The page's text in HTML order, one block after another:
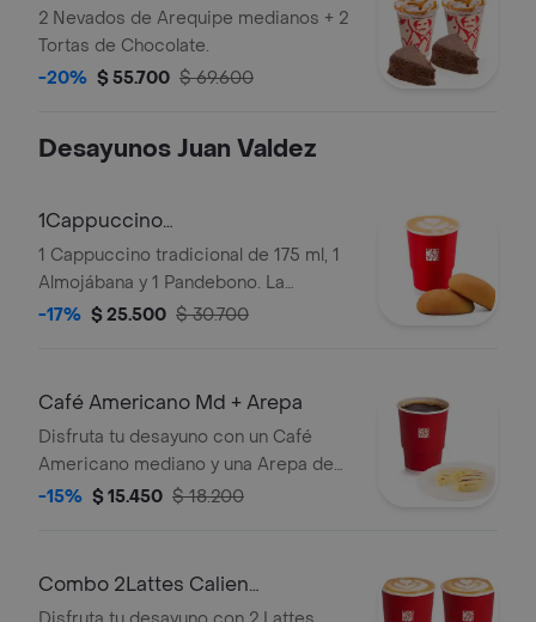
2TortasChocolate
2 Nevados de Arequipe medianos + 2
Tortas de Chocolate.
-20% $ 55.700 $ 69.600
Desayunos Juan Valdez
1Cappuccino
175ml+1Almojabana+1Pandebono
1 Cappuccino tradicional de 175 ml, 1
Almojábana y 1 Pandebono. La
presentación del Cappuccino puede
durante el transporte para pedidos a
-17% $ 25.500 $ 30.700
Café Americano Md + Arepa
Disfruta tu desayuno con un Café
Americano mediano y una Arepa de
queso.
-15% $ 15.450 $ 18.200
Combo 2Lattes Calien
Md+2Palitosde Queso